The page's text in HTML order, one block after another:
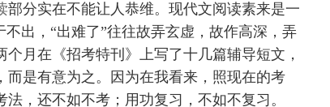
部分实在不能让人恭维。现代文阅读素来是一
出，“出难了”往往故弄玄虚，故作高深，弄
月在《招考特刊》上写了十几篇辅导短文，
是有意为之。因为在我看来，照现在的考
，还不如不考；用功复习，不如不复习。